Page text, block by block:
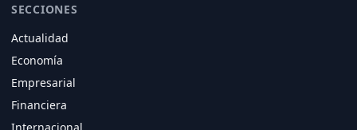
SECCIONES
Actualidad
Economía
Empresarial
Financiera